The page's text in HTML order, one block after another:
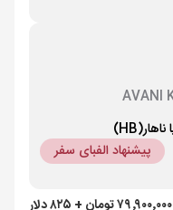
AVANI
(HB)
پیشنهاد الفبای سفر
۷۹٬۹۰۰٬۰۰۰ تومان + ۸۲۵ دلار